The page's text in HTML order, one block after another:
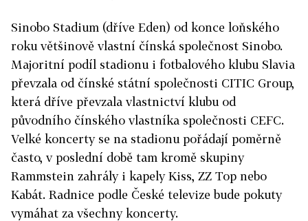
Sinobo Stadium (dříve Eden) od konce loňského
roku většinově vlastní čínská společnost Sinobo.
Majoritní podíl stadionu i fotbalového klubu Slavia
převzala od čínské státní společnosti CITIC Group,
která dříve převzala vlastnictví klubu od
původního čínského vlastníka společnosti CEFC.
Velké koncerty se na stadionu pořádají poměrně
často, v poslední době tam kromě skupiny
Rammstein zahrály i kapely Kiss, ZZ Top nebo
Kabát. Radnice podle České televize bude pokuty
vymáhat za všechny koncerty.